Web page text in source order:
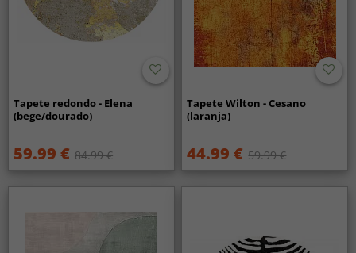
Tapete redondo - Elena
(bege/dourado)
59.99 € 84.99 €
Tapete Wilton - Cesano
(laranja)
44.99 € 59.99 €